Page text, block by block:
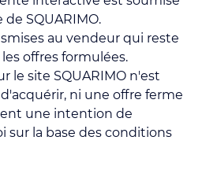
SQUARIMO.
au vendeur qui reste
offres formulées.
le site SQUARIMO n'est
ni une offre ferme
une intention de
sur la base des conditions